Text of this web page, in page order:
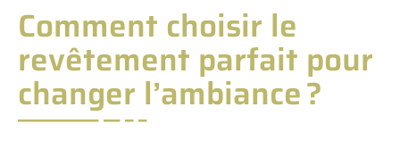
Comment choisir le
revêtement parfait pour
changer l’ambiance ?